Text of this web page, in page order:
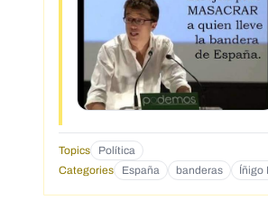
Topics Política
Categories
España banderas Íñigo